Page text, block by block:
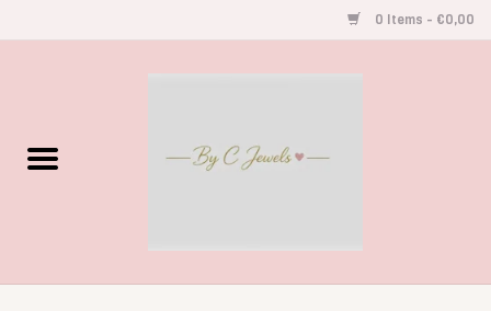
0 Items - €0,00
Gegraveerde Sieraden
Oorbellen